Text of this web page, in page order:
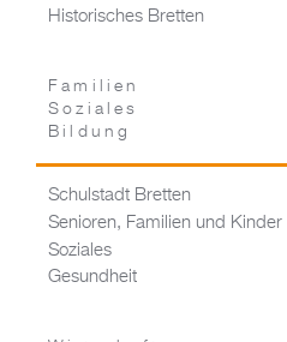
Historisches Bretten
Familien
Soziales
Bildung
Schulstadt Bretten
Senioren, Familien und Kinder
Soziales
Gesundheit